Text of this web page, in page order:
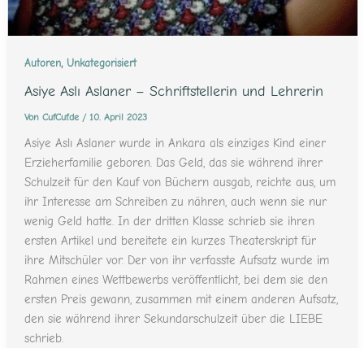
Autoren, Unkategorisiert
Asiye Aslı Aslaner – Schriftstellerin und Lehrerin
Von CufCuf.de / 10. April 2023
Asiye Aslı Aslaner wurde in Ankara als einziges Kind einer
Erzieherfamilie geboren. Das Geld, das sie während ihrer
Schulzeit für den Kauf von Büchern ausgab, reichte aus, um
ihr Interesse am Schreiben zu nähren, auch wenn sie nur
wenig Geld hatte. In der dritten Klasse schrieb sie ihren
ersten Artikel und bereitete ein kurzes Theaterskript für
ihre Mitschüler vor. Der von ihr verfasste Aufsatz wurde im
Rahmen eines Wettbewerbs veröffentlicht, bei dem sie den
ersten Preis gewann, zusammen mit einem anderen Aufsatz,
den sie während ihrer Sekundarschulzeit über die LIEBE
schrieb.